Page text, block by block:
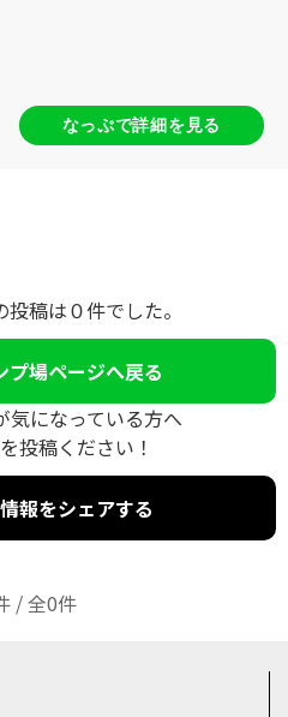
なっぷで詳細を見る
稿は０件でした。
プ場ページへ戻る
気になっている方へ
投稿ください！
報をシェアする
/ 全0件